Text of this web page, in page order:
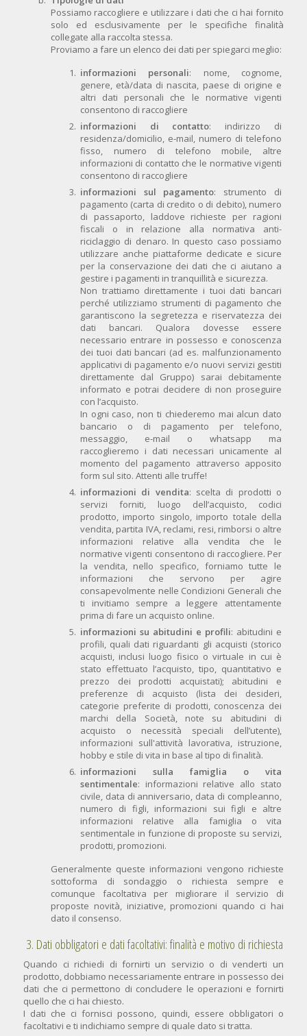
Possiamo raccogliere e utilizzare i dati che ci hai fornito
solo ed esclusivamente per le specifiche finalità
collegate alla raccolta stessa.
Proviamo a fare un elenco dei dati per spiegarci meglio:
informazioni personali: nome, cognome,
genere, età/data di nascita, paese di origine e
altri dati personali che le normative vigenti
consentono di raccogliere
informazioni di contatto: indirizzo di
residenza/domicilio, e-mail, numero di telefono
fisso, numero di telefono mobile, altre
informazioni di contatto che le normative vigenti
consentono di raccogliere
informazioni sul pagamento: strumento di
pagamento (carta di credito o di debito), numero
di passaporto, laddove richieste per ragioni
fiscali o in relazione alla normativa anti-
riciclaggio di denaro. In questo caso possiamo
utilizzare anche piattaforme dedicate e sicure
per la conservazione dei dati che ci aiutano a
gestire i pagamenti in tranquillità e sicurezza.
Non trattiamo direttamente i tuoi dati bancari
perché utilizziamo strumenti di pagamento che
garantiscono la segretezza e riservatezza dei
dati bancari. Qualora dovesse essere
necessario entrare in possesso e conoscenza
dei tuoi dati bancari (ad es. malfunzionamento
applicativi di pagamento e/o nuovi servizi gestiti
direttamente dal Gruppo) sarai debitamente
informato e potrai decidere di non proseguire
con l’acquisto.
In ogni caso, non ti chiederemo mai alcun dato
bancario o di pagamento per telefono,
messaggio, e-mail o whatsapp ma
raccoglieremo i dati necessari unicamente al
momento del pagamento attraverso apposito
form sul sito. Attenti alle truffe!
informazioni di vendita: scelta di prodotti o
servizi forniti, luogo dell’acquisto, codici
prodotto, importo singolo, importo totale della
vendita, partita IVA, reclami, resi, rimborsi o altre
informazioni relative alla vendita che le
normative vigenti consentono di raccogliere. Per
la vendita, nello specifico, forniamo tutte le
informazioni che servono per agire
consapevolmente nelle Condizioni Generali che
ti invitiamo sempre a leggere attentamente
prima di fare un acquisto online.
informazioni su abitudini e profili: abitudini e
profili, quali dati riguardanti gli acquisti (storico
acquisti, inclusi luogo fisico o virtuale in cui è
stato effettuato l’acquisto, tipo, quantitativo e
prezzo dei prodotti acquistati); abitudini e
preferenze di acquisto (lista dei desideri,
categorie preferite di prodotti, conoscenza dei
marchi della Società, note su abitudini di
acquisto o necessità speciali dell’utente),
informazioni sull'attività lavorativa, istruzione,
hobby e stile di vita in base al tipo di finalità.
informazioni sulla famiglia o vita
sentimentale: informazioni relative allo stato
civile, data di anniversario, data di compleanno,
numero di figli, informazioni sui figli e altre
informazioni relative alla famiglia o vita
sentimentale in funzione di proposte su servizi,
prodotti, promozioni.
Generalmente queste informazioni vengono richieste
sottoforma di sondaggio o richiesta sempre e
comunque facoltativa per migliorare il servizio di
proposte novità, iniziative, promozioni quando ci hai
dato il consenso.
3. Dati obbligatori e dati facoltativi: finalità e motivo di richiesta
Quando ci richiedi di fornirti un servizio o di venderti un
prodotto, dobbiamo necessariamente entrare in possesso dei
dati che ci permettono di concludere le operazioni e fornirti
quello che ci hai chiesto.
I dati che ci fornisci possono, quindi, essere obbligatori o
facoltativi e ti indichiamo sempre di quale dato si tratta.